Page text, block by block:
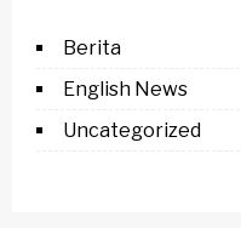
Berita
English News
Uncategorized